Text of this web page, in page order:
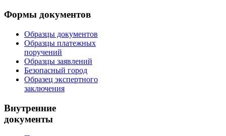
Формы документов
Образцы документов
Образцы платежных
поручений
Образцы заявлений
Безопасный город
Образец экспертного
заключения
Внутренние
документы